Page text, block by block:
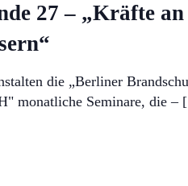
27 – „Kräfte
die „Berliner
monatliche Seminare, die